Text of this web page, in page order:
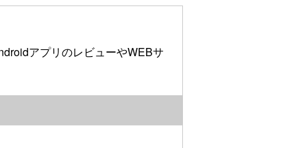
アプリのレビューやWEBサ